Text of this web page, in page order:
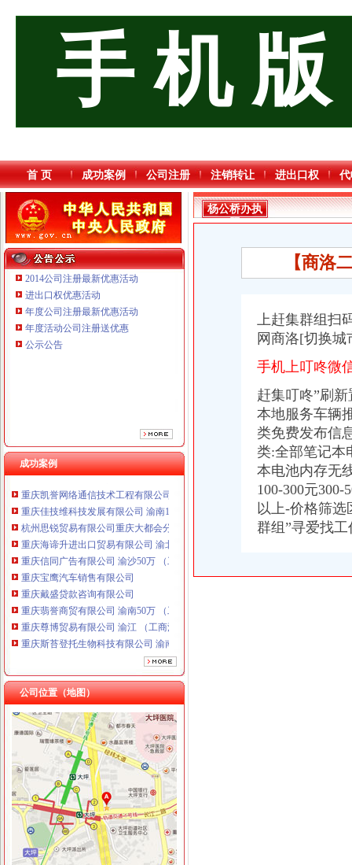
手 机 版
首 页 成功案例 公司注册 注销转让 进出口权
2014公司注册最新优惠活动
进出口权优惠活动
年度公司注册最新优惠活动
年度活动公司注册送优惠
公示公告
成功案例
重庆海谛升进出口贸易有限公司 渝北100万 （进出口权）
重庆尊博贸易有限公司 渝江 （工商注册）
重庆斯苔登托生物科技有限公司 渝南10万 （工商注册）
重庆鑫聚建筑设备租赁有限公司 渝巴3万 （工商注册）
重庆佳技维科技发展有限公司 渝南100万 （进出口权）
杭州思锐贸易有限公司重庆大都会分公司 渝中 工商注册
重庆海谛升进出口贸易有限公司 渝北100万 （进出口权）
重庆信同广告有限公司 渝沙50万 （工商注册）
重庆宝鹰汽车销售有限公司
重庆戴盛贷款咨询有限公司
重庆翡誉商贸有限公司 渝南50万 （工商注册）
重庆尊博贸易有限公司 渝江 （工商注册）
重庆斯苔登托生物科技有限公司 渝南10万 （工商注册）
重庆鑫聚建筑设备租赁有限公司 渝巴3万 （工商注册）
重庆凯誉网络通信技术工程有限公司渝中分公司 （工商注册）
重庆佳技维科技发展有限公司 渝南100万 （进出口权）
杭州思锐贸易有限公司重庆大都会分公司 渝中 工商注册
公司位置（地图）
杨公桥办执照
【重庆沙坪坝急招出租车司机_工资4800以后招聘信息】-重庆百姓网
重庆新房_重庆买房_重庆购房-重庆搜狐焦点网
重庆市办公家具8|办公家具8供应商|供应办公家具8_一呼百应网
东门网厂家_东门网厂家/公司/东门网供应商-阿里巴巴公司黄页
杨公桥办执
照
【商洛
上赶集群组扫
网商洛[切换
手机上叮咚微
赶集叮咚”刷
本地服务车辆
类免费发布信
类:全部笔记本
本电池内存无
100-300元300-
以上-价格筛
群组”寻爱找